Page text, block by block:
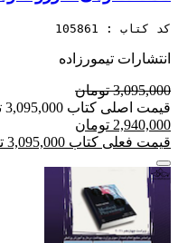
کد کتاب : 105861
انتشارات تیمورزاده
3,095,000 تومان
قیمت اصلی کتاب 3,095,000 تومان بود
2,940,000 تومان
قیمت فعلی کتاب 3,095,000 تومان است